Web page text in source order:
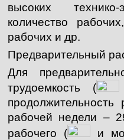
высоких технико-
количество
рабочих и др.
Предварительный
Для
трудоемкость (
рабочей недели –
рабочего (
и